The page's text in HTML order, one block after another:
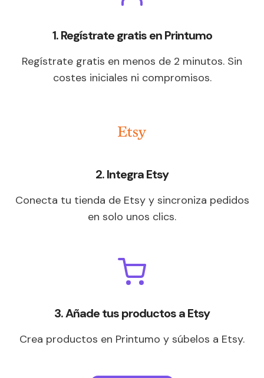
1. Regístrate gratis en Printumo
Regístrate gratis en menos de 2 minutos. Sin
costes iniciales ni compromisos.
2. Integra Etsy
Conecta tu tienda de Etsy y sincroniza pedidos
en solo unos clics.
3. Añade tus productos a Etsy
Crea productos en Printumo y súbelos a Etsy.